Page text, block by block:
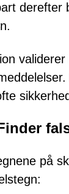
derefter
på